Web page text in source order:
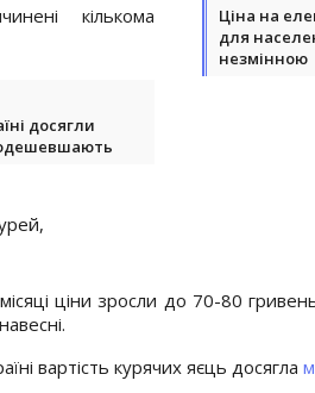
Ціна на
для
незмінною
кількома
досягли
ціни зросли до 70-80
вартість курячих яєць досягла